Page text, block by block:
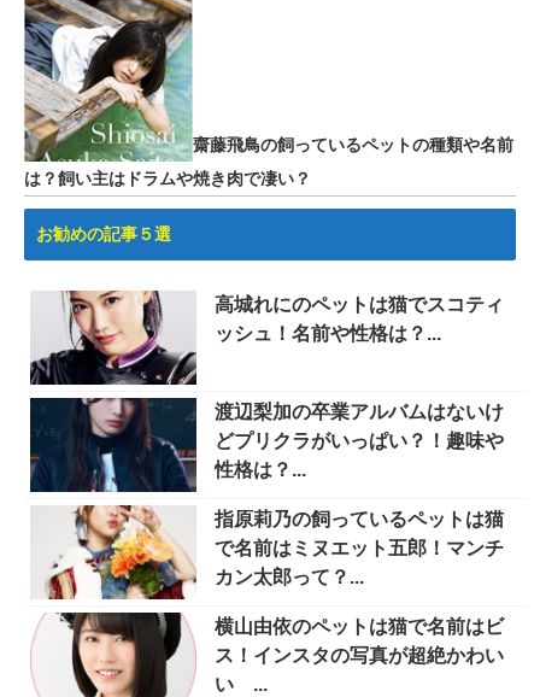
齋藤飛鳥の飼っているペットの種類や名前
は？飼い主はドラムや焼き肉で凄い？
お勧めの記事５選
高城れにのペットは猫でスコティ
ッシュ！名前や性格は？...
渡辺梨加の卒業アルバムはないけ
どプリクラがいっぱい？！趣味や
性格は？...
指原莉乃の飼っているペットは猫
で名前はミヌエット五郎！マンチ
カン太郎って？...
横山由依のペットは猫で名前はビ
ス！インスタの写真が超絶かわい
い ...